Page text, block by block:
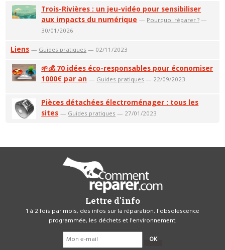
Trois-Rivières : un jeu-vidéo pour sensibiliser
aux impacts du numérique — Pourquoi réparer ? —
30/01/2026
Liens — Guides pratiques — 02/11/2023
🌱💰 70 idées éco-responsables pour économiser
1000€ par an — Guides pratiques — 22/09/2023
Pièces détachées électroménager : tous les
sites — Guides pratiques — 27/01/2023
Lettre d'info
1 à 2 fois par mois, des infos sur la réparation, l'obsolescence
programmée, les déchets et l'environnement.
OK